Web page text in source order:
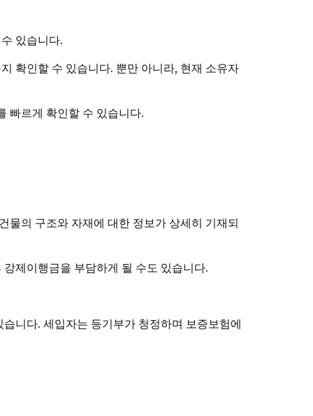
있습니다.
확인할 수 있습니다. 뿐만 아니라, 현재 소유자
빠르게 확인할 수 있습니다.
물의 구조와 자재에 대한 정보가 상세히 기재되
제이행금을 부담하게 될 수도 있습니다.
니다. 세입자는 등기부가 청정하며 보증보험에